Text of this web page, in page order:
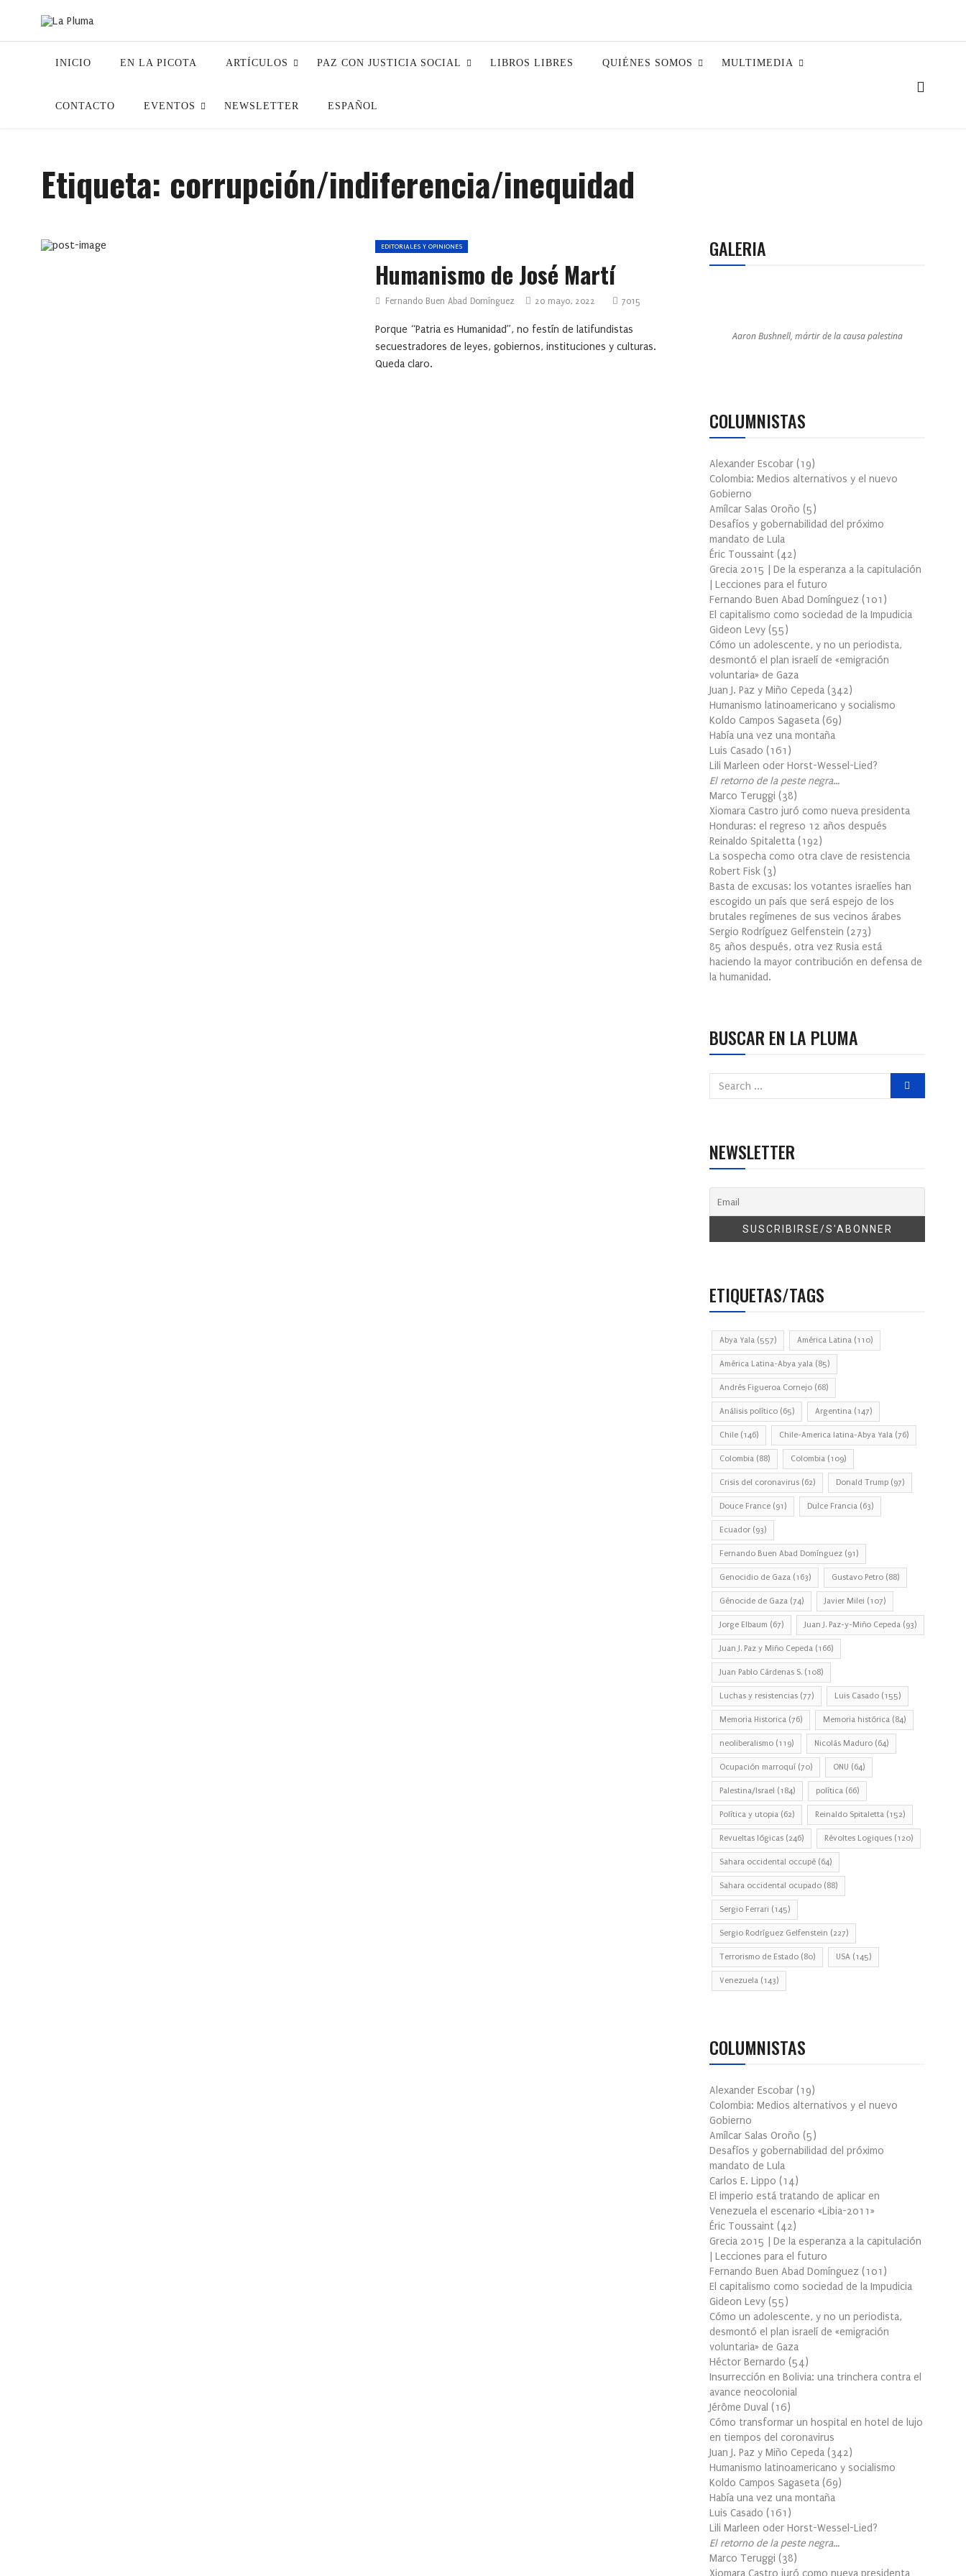
INICIO EN LA PICOTA ARTÍCULOS PAZ CON JUSTICIA SOCIAL LIBROS LIBRES QUIÉNES SOMOS MULTIMEDIA
CONTACTO EVENTOS NEWSLETTER ESPAÑOL
Etiqueta: corrupción/indiferencia/inequidad
EDITORIALES Y OPINIONES
Humanismo de José Martí
Fernando Buen Abad Domínguez 20 mayo, 2022 7015
Porque “Patria es Humanidad”, no festín de latifundistas
secuestradores de leyes, gobiernos, instituciones y culturas.
Queda claro.
GALERIA
Aaron Bushnell, mártir de la causa palestina
COLUMNISTAS
Alexander Escobar (19)
Colombia: Medios alternativos y el nuevo
Gobierno
Amílcar Salas Oroño (5)
Desafíos y gobernabilidad del próximo
mandato de Lula
Éric Toussaint (42)
Grecia 2015 | De la esperanza a la capitulación
| Lecciones para el futuro
Fernando Buen Abad Domínguez (101 )
El capitalismo como sociedad de la Impudicia
Gideon Levy (55)
Cómo un adolescente, y no un periodista,
desmontó el plan israelí de «emigración
voluntaria» de Gaza
Juan J. Paz y Miño Cepeda (342)
Humanismo latinoamericano y socialismo
Koldo Campos Sagaseta (69)
Había una vez una montaña
Luis Casado (161 )
Lili Marleen oder Horst-Wessel-Lied?
El retorno de la peste negra…
Marco Teruggi (38)
Xiomara Castro juró como nueva presidenta
Honduras: el regreso 12 años después
Reinaldo Spitaletta (192)
La sospecha como otra clave de resistencia
Robert Fisk (3)
Basta de excusas: los votantes israelíes han
escogido un país que será espejo de los
brutales regímenes de sus vecinos árabes
Sergio Rodríguez Gelfenstein (273)
85 años después, otra vez Rusia está
haciendo la mayor contribución en defensa de
la humanidad.
BUSCAR EN LA PLUMA
NEWSLETTER
ETIQUETAS/TAGS
Abya Yala (557) América Latina (110)
América Latina-Abya yala (85)
Andrés Figueroa Cornejo (68)
Análisis político (65) Argentina (147)
Chile (146) Chile-America latina-Abya Yala (76)
Colombia (88) Colombia (109)
Crisis del coronavirus (62) Donald Trump (97)
Douce France (91) Dulce Francia (63)
Ecuador (93)
Fernando Buen Abad Domínguez (91)
Genocidio de Gaza (163) Gustavo Petro (88)
Génocide de Gaza (74) Javier Milei (107)
Jorge Elbaum (67) Juan J. Paz-y-Miño Cepeda (93)
Juan J. Paz y Miño Cepeda (166)
Juan Pablo Cárdenas S. (108)
Luchas y resistencias (77) Luis Casado (155)
Memoria Historica (76) Memoria histórica (84)
neoliberalismo (119) Nicolás Maduro (64)
Ocupación marroquí (70) ONU (64)
Palestina/Israel (184) política (66)
Política y utopia (62) Reinaldo Spitaletta (152)
Revueltas lógicas (246) Révoltes Logiques (120)
Sahara occidental occupé (64)
Sahara occidental ocupado (88)
Sergio Ferrari (145)
Sergio Rodríguez Gelfenstein (227)
Terrorismo de Estado (80) USA (145)
Venezuela (143)
COLUMNISTAS
Alexander Escobar (19)
Colombia: Medios alternativos y el nuevo
Gobierno
Amílcar Salas Oroño (5)
Desafíos y gobernabilidad del próximo
mandato de Lula
Carlos E. Lippo (14)
El imperio está tratando de aplicar en
Venezuela el escenario «Libia-2011»
Éric Toussaint (42)
Grecia 2015 | De la esperanza a la capitulación
| Lecciones para el futuro
Fernando Buen Abad Domínguez (101 )
El capitalismo como sociedad de la Impudicia
Gideon Levy (55)
Cómo un adolescente, y no un periodista,
desmontó el plan israelí de «emigración
voluntaria» de Gaza
Héctor Bernardo (54)
Insurrección en Bolivia: una trinchera contra el
avance neocolonial
Jérôme Duval (16)
Cómo transformar un hospital en hotel de lujo
en tiempos del coronavirus
Juan J. Paz y Miño Cepeda (342)
Humanismo latinoamericano y socialismo
Koldo Campos Sagaseta (69)
Había una vez una montaña
Luis Casado (161 )
Lili Marleen oder Horst-Wessel-Lied?
El retorno de la peste negra…
Marco Teruggi (38)